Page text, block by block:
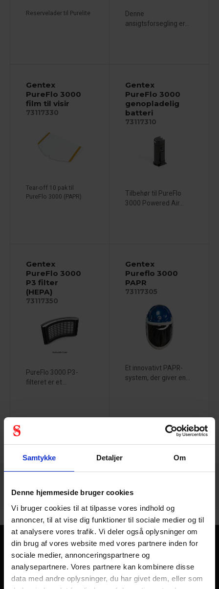
Samtykke Detaljer Om
Denne hjemmeside bruger cookies
Vi bruger cookies til at tilpasse vores indhold og
annoncer, til at vise dig funktioner til sociale medier og til
at analysere vores trafik. Vi deler også oplysninger om
din brug af vores website med vores partnere inden for
sociale medier, annonceringspartnere og
analysepartnere. Vores partnere kan kombinere disse
data med andre oplysninger, du har givet dem, eller som
Reservelader til Purelite
Denne
ansigtsforsegling er...
Gentex
PureFlo 3000
film til visir
73117330
Tear-off 10 pak til
PureFlo 3000 (PAPR)
Gentex
PureFlo 3000
genopladelig
batteri
73117310
Tilbehør til PureFlo
3000 Powered Air...
Gentex
PureFlo 3000
P3 filter
(HEPA)
73117350
PureFlo 3000 P3-
filteret er et...
Gentex
Pureflo 3000
PAPR
73117305
Et innovativt PAPR-
system, der giver en...
Kom sikkert hjem - hver dag
Personlig sikkerhed handler kort sagt om at komme sikkert
hjem fra arbejde hver dag, året rundt. Der skal kun en